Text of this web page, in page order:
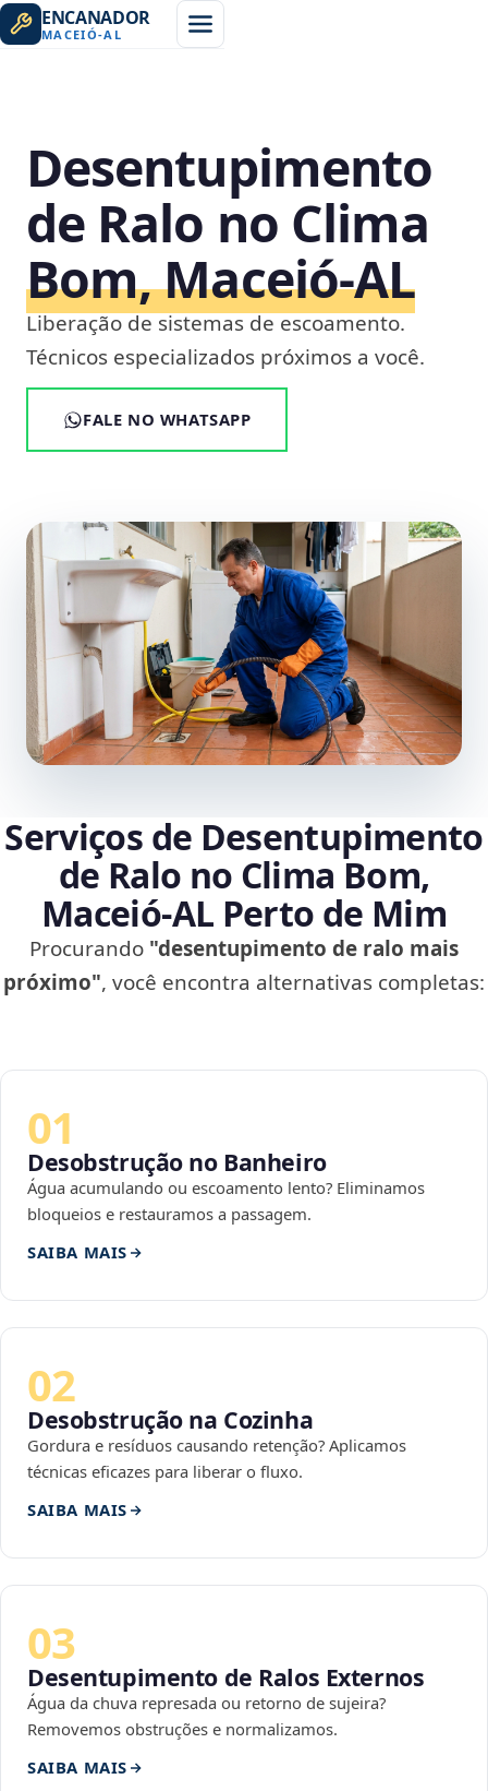
ENCANADOR
MACEIÓ-AL
Desentupimento
de Ralo no Clima
Bom, Maceió‑AL
Liberação de sistemas de escoamento.
Técnicos especializados próximos a você.
FALE NO WHATSAPP
Serviços de Desentupimento
de Ralo no Clima Bom,
Maceió‑AL Perto de Mim
Procurando "desentupimento de ralo mais
próximo", você encontra alternativas completas:
01
Desobstrução no Banheiro
Água acumulando ou escoamento lento? Eliminamos
bloqueios e restauramos a passagem.
SAIBA MAIS
02
Desobstrução na Cozinha
Gordura e resíduos causando retenção? Aplicamos
técnicas eficazes para liberar o fluxo.
SAIBA MAIS
03
Desentupimento de Ralos Externos
Água da chuva represada ou retorno de sujeira?
Removemos obstruções e normalizamos.
SAIBA MAIS